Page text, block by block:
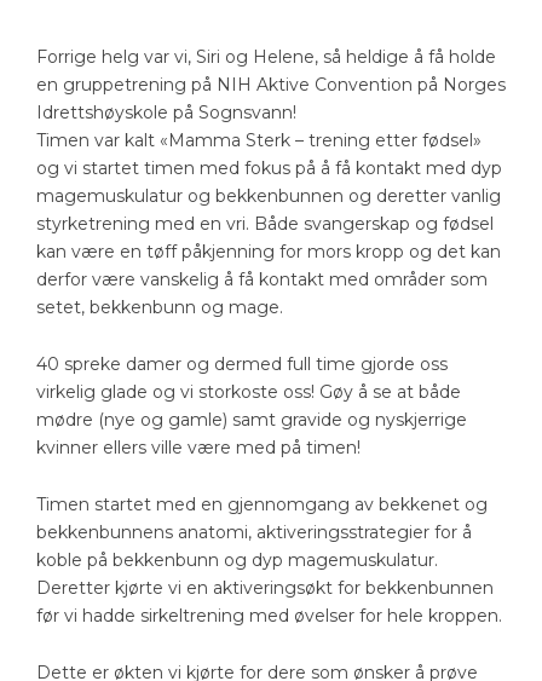
Forrige helg var vi, Siri og Helene, så heldige å få holde
en gruppetrening på NIH Aktive Convention på Norges
Idrettshøyskole på Sognsvann!
Timen var kalt «Mamma Sterk – trening etter fødsel»
og vi startet timen med fokus på å få kontakt med dyp
magemuskulatur og bekkenbunnen og deretter vanlig
styrketrening med en vri. Både svangerskap og fødsel
kan være en tøff påkjenning for mors kropp og det kan
derfor være vanskelig å få kontakt med områder som
setet, bekkenbunn og mage.
40 spreke damer og dermed full time gjorde oss
virkelig glade og vi storkoste oss! Gøy å se at både
mødre (nye og gamle) samt gravide og nyskjerrige
kvinner ellers ville være med på timen!
Timen startet med en gjennomgang av bekkenet og
bekkenbunnens anatomi, aktiveringsstrategier for å
koble på bekkenbunn og dyp magemuskulatur.
Deretter kjørte vi en aktiveringsøkt for bekkenbunnen
før vi hadde sirkeltrening med øvelser for hele kroppen.
Dette er økten vi kjørte for dere som ønsker å prøve